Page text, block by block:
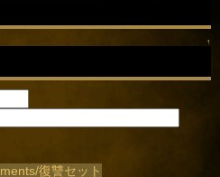
↑
復讐セット